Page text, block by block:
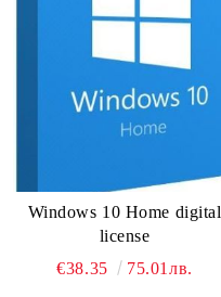
Windows 10 Home digital
license
€38.35
75.01лв.